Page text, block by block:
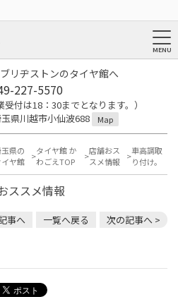
リヂストンのタイヤ館へ
227-5570
付は18：30までとなります。）
県川越市小仙波688
Map
県の
イヤ館
タイヤ館 か
わごえTOP
店舗おス
スメ情報
車高調取
り付け。
ススメ情報
事へ 一覧へ戻る 次の記事へ >